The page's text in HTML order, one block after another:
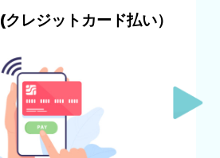
(クレジットカード払い）